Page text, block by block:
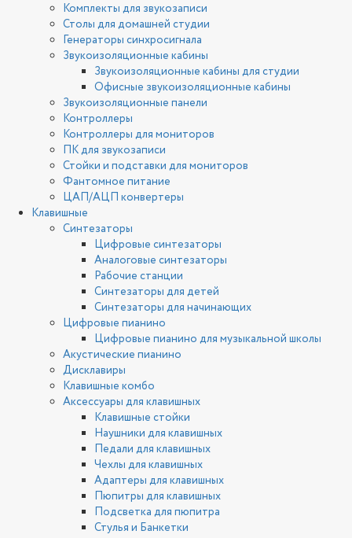
Комплекты для звукозаписи
Столы для домашней студии
Генераторы синхросигнала
Звукоизоляционные кабины
Звукоизоляционные кабины для студии
Офисные звукоизоляционные кабины
Звукоизоляционные панели
Контроллеры
Контроллеры для мониторов
ПК для звукозаписи
Стойки и подставки для мониторов
Фантомное питание
ЦАП/АЦП конвертеры
Клавишные
Синтезаторы
Цифровые синтезаторы
Аналоговые синтезаторы
Рабочие станции
Синтезаторы для детей
Синтезаторы для начинающих
Цифровые пианино
Цифровые пианино для музыкальной школы
Акустические пианино
Дисклавиры
Клавишные комбо
Аксессуары для клавишных
Клавишные стойки
Наушники для клавишных
Педали для клавишных
Чехлы для клавишных
Адаптеры для клавишных
Пюпитры для клавишных
Подсветка для пюпитра
Стулья и Банкетки